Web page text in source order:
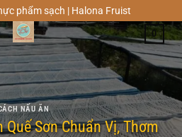
phẩm sạch | Halona Fruist
0
NẤU ĂN
Quế Sơn Chuẩn Vị, Thơm